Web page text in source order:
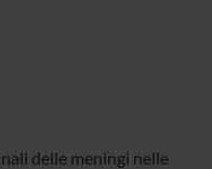
delle meningi nelle